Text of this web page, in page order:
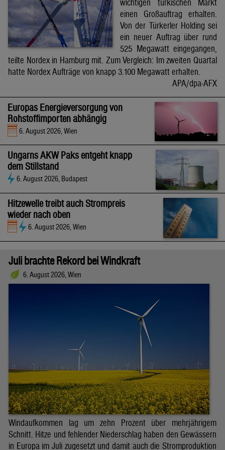
wichtigen türkischen Markt
einen Großauftrag erhalten.
Von der Türkerler Holding sei
ein neuer Auftrag über rund
525 Megawatt eingegangen,
teilte Nordex in Hamburg mit. Zum Vergleich: Im zweiten Quartal
hatte Nordex Aufträge von knapp 3.100 Megawatt erhalten.
APA/dpa-AFX
Europas Energieversorgung von
Rohstoffimporten abhängig
6. August 2026, Wien
Ungarns AKW Paks entgeht knapp
dem Stillstand
6. August 2026, Budapest
Hitzewelle treibt auch Strompreis
wieder nach oben
6. August 2026, Wien
Juli brachte Rekord bei Windkraft
6. August 2026, Wien
Windaufkommen lag um zehn Prozent über mehrjährigem
Schnitt. Hitze und fehlender Niederschlag haben den Gewässern
in Europa im Juli zugesetzt und damit auch die Stromproduktion